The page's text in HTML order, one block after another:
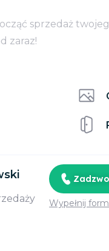
sprzedaż
zaraz!
Wypełnij